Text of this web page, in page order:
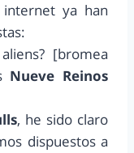
ya han
[bromea
Nueve Reinos
, he sido claro
dispuestos a